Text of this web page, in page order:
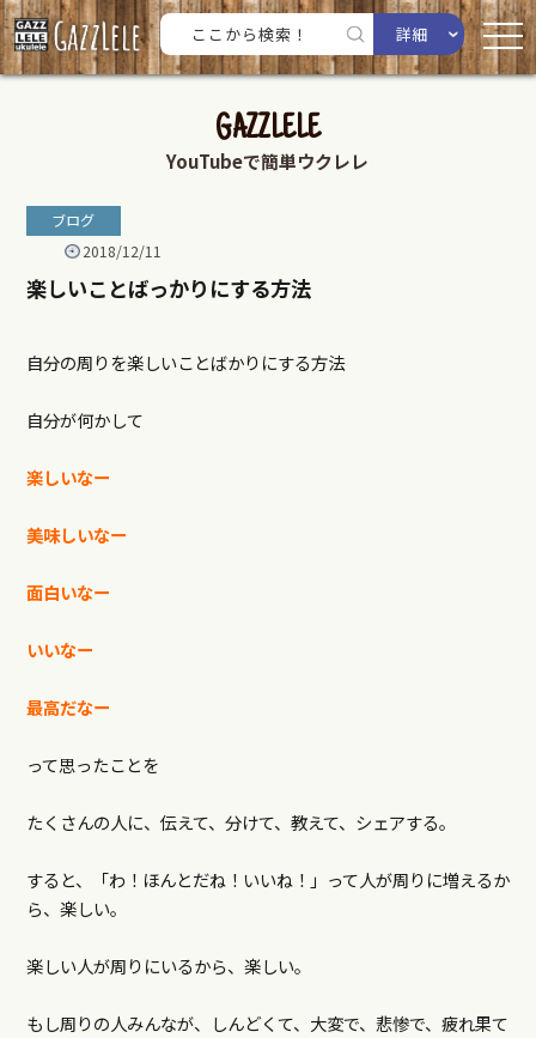
詳細
GAZZLELE
YouTubeで簡単ウクレレ
ブログ
2018/12/11
楽しいことばっかりにする方法
自分の周りを楽しいことばかりにする方法
自分が何かして
楽しいなー
美味しいなー
面白いなー
いいなー
最高だなー
って思ったことを
たくさんの人に、伝えて、分けて、教えて、シェアする。
すると、「わ！ほんとだね！いいね！」って人が周りに増えるか
ら、楽しい。
楽しい人が周りにいるから、楽しい。
もし周りの人みんなが、しんどくて、大変で、悲惨で、疲れ果て